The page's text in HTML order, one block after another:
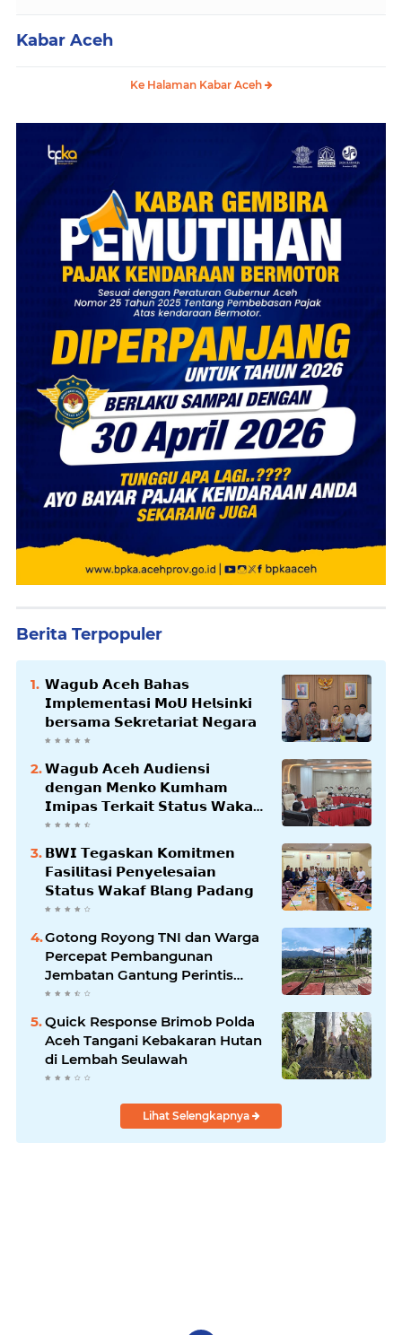
Kabar Aceh
Ke Halaman Kabar Aceh
Berita Terpopuler
𝗪𝗮𝗴𝘂𝗯 𝗔𝗰𝗲𝗵 𝗕𝗮𝗵𝗮𝘀
𝗜𝗺𝗽𝗹𝗲𝗺𝗲𝗻𝘁𝗮𝘀𝗶 𝗠𝗼𝗨 𝗛𝗲𝗹𝘀𝗶𝗻𝗸𝗶
𝗯𝗲𝗿𝘀𝗮𝗺𝗮 𝗦𝗲𝗸𝗿𝗲𝘁𝗮𝗿𝗶𝗮𝘁 𝗡𝗲𝗴𝗮𝗿𝗮
𝗪𝗮𝗴𝘂𝗯 𝗔𝗰𝗲𝗵 𝗔𝘂𝗱𝗶𝗲𝗻𝘀𝗶
𝗱𝗲𝗻𝗴𝗮𝗻 𝗠𝗲𝗻𝗸𝗼 𝗞𝘂𝗺𝗵𝗮𝗺
𝗜𝗺𝗶𝗽𝗮𝘀 𝗧𝗲𝗿𝗸𝗮𝗶𝘁 𝗦𝘁𝗮𝘁𝘂𝘀 𝗪𝗮𝗸𝗮𝗳
𝗕𝗹𝗮𝗻𝗴𝗽𝗮𝗱𝗮𝗻𝗴
𝗕𝗪𝗜 𝗧𝗲𝗴𝗮𝘀𝗸𝗮𝗻 𝗞𝗼𝗺𝗶𝘁𝗺𝗲𝗻
𝗙𝗮𝘀𝗶𝗹𝗶𝘁𝗮𝘀𝗶 𝗣𝗲𝗻𝘆𝗲𝗹𝗲𝘀𝗮𝗶𝗮𝗻
𝗦𝘁𝗮𝘁𝘂𝘀 𝗪𝗮𝗸𝗮𝗳 𝗕𝗹𝗮𝗻𝗴 𝗣𝗮𝗱𝗮𝗻𝗴
Gotong Royong TNI dan Warga
Percepat Pembangunan
Jembatan Gantung Perintis
Kuta Ujung Aceh Tenggara
Quick Response Brimob Polda
Aceh Tangani Kebakaran Hutan
di Lembah Seulawah
Lihat Selengkapnya